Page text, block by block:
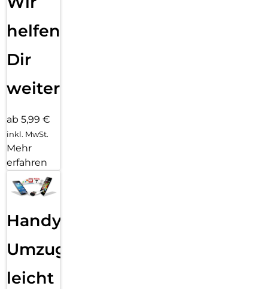
helfen
Dir
weiter
ab 5,99 €
inkl. MwSt.
Mehr
erfahren
Handy
Umzug
leicht